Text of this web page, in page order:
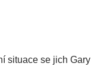
situace se jich Gary